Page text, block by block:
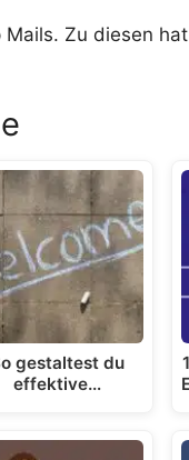
Zu diesen hat
gestaltest du
effektive…